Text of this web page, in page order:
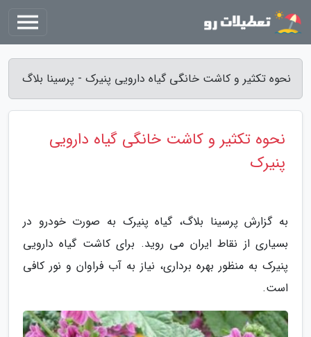
نحوه تکثیر و کاشت خانگی گیاه دارویی پنیرک - پرسینا بلاگ
نحوه تکثیر و کاشت خانگی گیاه دارویی
پنیرک
به گزارش پرسینا بلاگ، گیاه پنیرک به صورت خودرو در
بسیاری از نقاط ایران می روید. برای کاشت گیاه دارویی
پنیرک به منظور بهره برداری، نیاز به آب فراوان و نور کافی
است.